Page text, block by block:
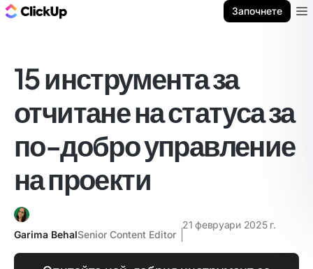
Започнете
15 инструмента за
отчитане на статуса за
по-добро управление
на проекти
Garima BehalSenior Content Editor
21 февруари 2025 г.